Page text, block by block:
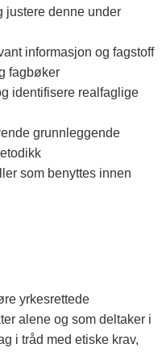
justere denne under
informasjon og fagstoff
fagbøker
identifisere realfaglige
grunnleggende
som benyttes innen
yrkesrettede
alene og som deltaker i
i tråd med etiske krav,